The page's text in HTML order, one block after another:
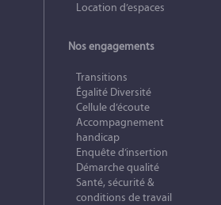
Location d’espaces
Nos engagements
Transitions
Égalité Diversité
Cellule d’écoute
Accompagnement
handicap
Enquête d’insertion
Démarche qualité
Santé, sécurité &
conditions de travail